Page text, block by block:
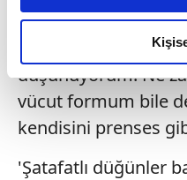
amacımızın size daha iyi
olduğunu ve sizlere en iyi
elimizden gelen çabayı
reklamların maliyetlerimizi
kalemimiz olduğunu
takdirde, kullanıcılara
giymek istiyorum.
duygusu olan bir
düşünüyorum. Ne
vücut formum bile
kendisini prenses
'Şatafatlı düğünler